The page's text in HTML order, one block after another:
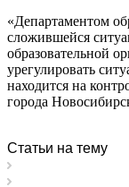
«Департаментом
сложившейся
образовательной
урегулировать
находится на
города
Статьи на тему